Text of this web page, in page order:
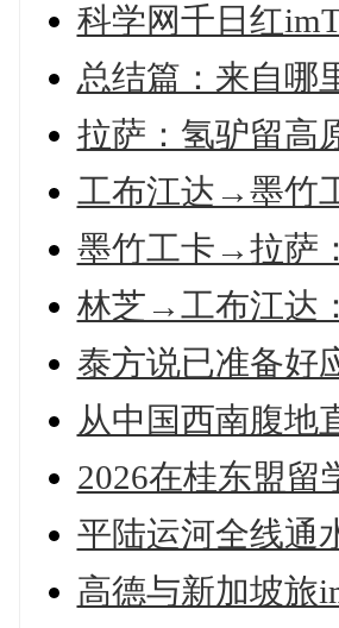
科学网千日红
总结篇：来自哪
拉萨：氢驴留高
工布江达→墨竹
墨竹工卡→拉萨
林芝→工布江达
泰方说已准备好
从中国西南腹地
2026在桂东盟留
平陆运河全线通
高德与新加坡旅